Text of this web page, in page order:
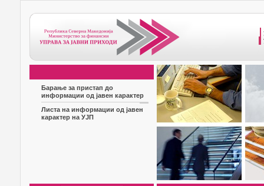
Барање за пристап до
информации од јавен карактер
Листа на информации од јавен
карактер на УЈП